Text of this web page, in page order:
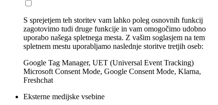
S sprejetjem teh storitev vam lahko poleg osnovnih funkcij
zagotovimo tudi druge funkcije in vam omogočimo udobno
uporabo našega spletnega mesta. Z vašim soglasjem na tem
spletnem mestu uporabljamo naslednje storitve tretjih oseb:
Google Tag Manager, UET (Universal Event Tracking)
Microsoft Consent Mode, Google Consent Mode, Klarna,
Freshchat
Eksterne medijske vsebine